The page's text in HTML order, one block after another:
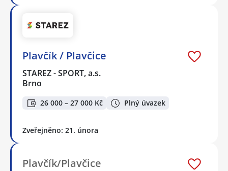
Plavčík / Plavčice
STAREZ - SPORT, a.s.
Brno
26 000 – 27 000 Kč Plný úvazek
Zveřejněno: 21. února
Plavčík/Plavčice